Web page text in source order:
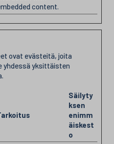
content.
ovat evästeitä, joita
yhdessä yksittäisten
Säilyty
ksen
enimm
äiskest
o